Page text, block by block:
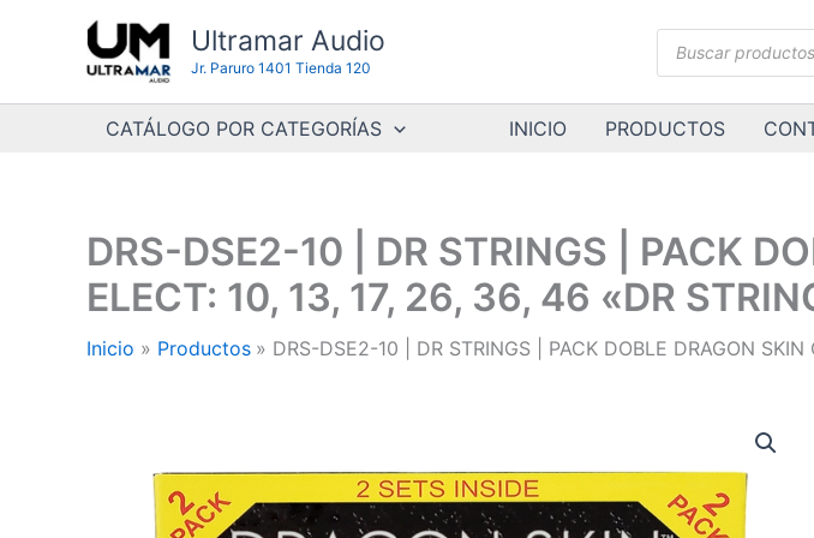
contenido
Ultramar Audio
Jr. Paruro 1401 Tienda 120
Búsqueda
CATÁLOGO POR CATEGORÍAS INICIO PRODUCTOS
DRS-DSE2-10 | DR STRINGS | PACK
ELECT: 10, 13, 17, 26, 36, 46 «DR
Inicio Productos DRS-DSE2-10 | DR STRINGS | PACK DOBLE DRAGON